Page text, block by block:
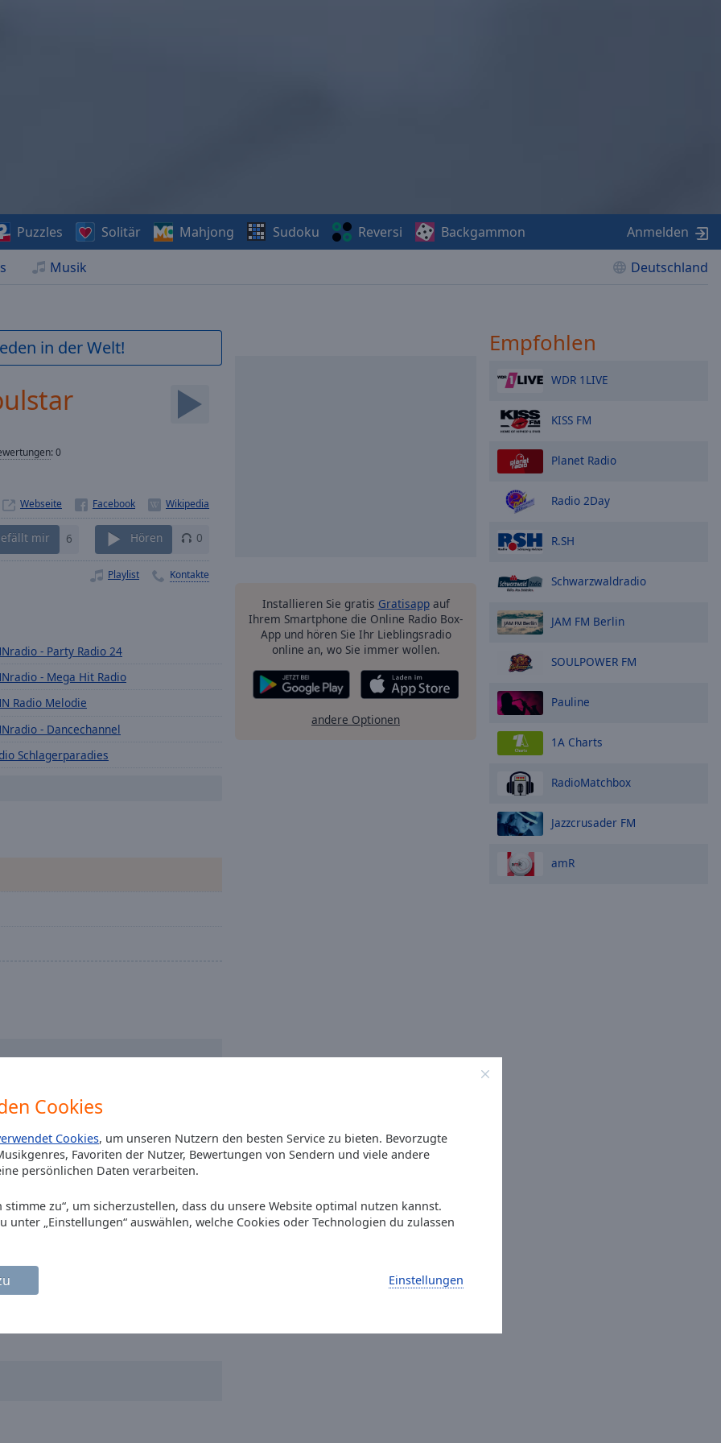
Cookies
Cookies, um unseren Nutzern den besten Service zu bieten. Bevorzugte
Favoriten der Nutzer, Bewertungen von Sendern und viele andere
persönlichen Daten verarbeiten.
stimme zu“, um sicherzustellen, dass du unsere Website optimal nutzen kannst.
unter „Einstellungen“ auswählen, welche Cookies oder Technologien du zulassen
Einstellungen
Musik Deutschland
Puzzles Solitär Mahjong Sudoku Reversi Backgammon Anmelden
in der Welt!
:0
Webseite
mir 6 Hören 0
Playlist Kontakte
- Party Radio 24
- Mega Hit Radio
Radio Melodie
- Dancechannel
Schlagerparadies
Installieren Sie gratis Gratisappauf
Ihrem Smartphone die Online Radio Box-
App und hören Sie Ihr Lieblingsradio
online an, wo Sie immer wollen.
andere Optionen
Empfohlen
WDR 1LIVE
KISS FM
Planet Radio
Radio 2Day
R.SH
Schwarzwaldradio
JAM FM Berlin
SOULPOWER FM
Pauline
1A Charts
RadioMatchbox
Jazzcrusader FM
amR